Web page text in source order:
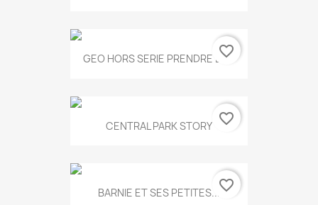
GEO HORS SERIE PRENDRE LE...
favorite_border
CENTRAL PARK STORY favorite_border
BARNIE ET SES PETITES...favorite_border